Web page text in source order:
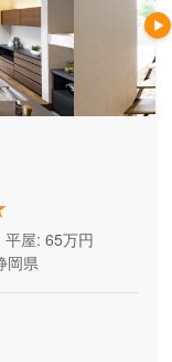
平屋: 65万円
岡県